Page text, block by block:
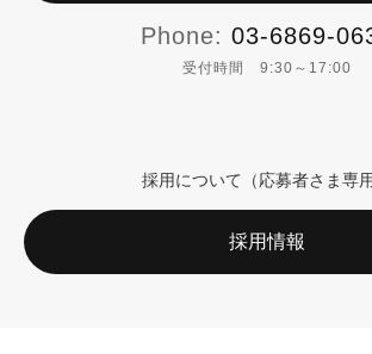
Phone: 03-6869-
受付時間 9:30～17:00
採用について（応募者さま専用
採用情報